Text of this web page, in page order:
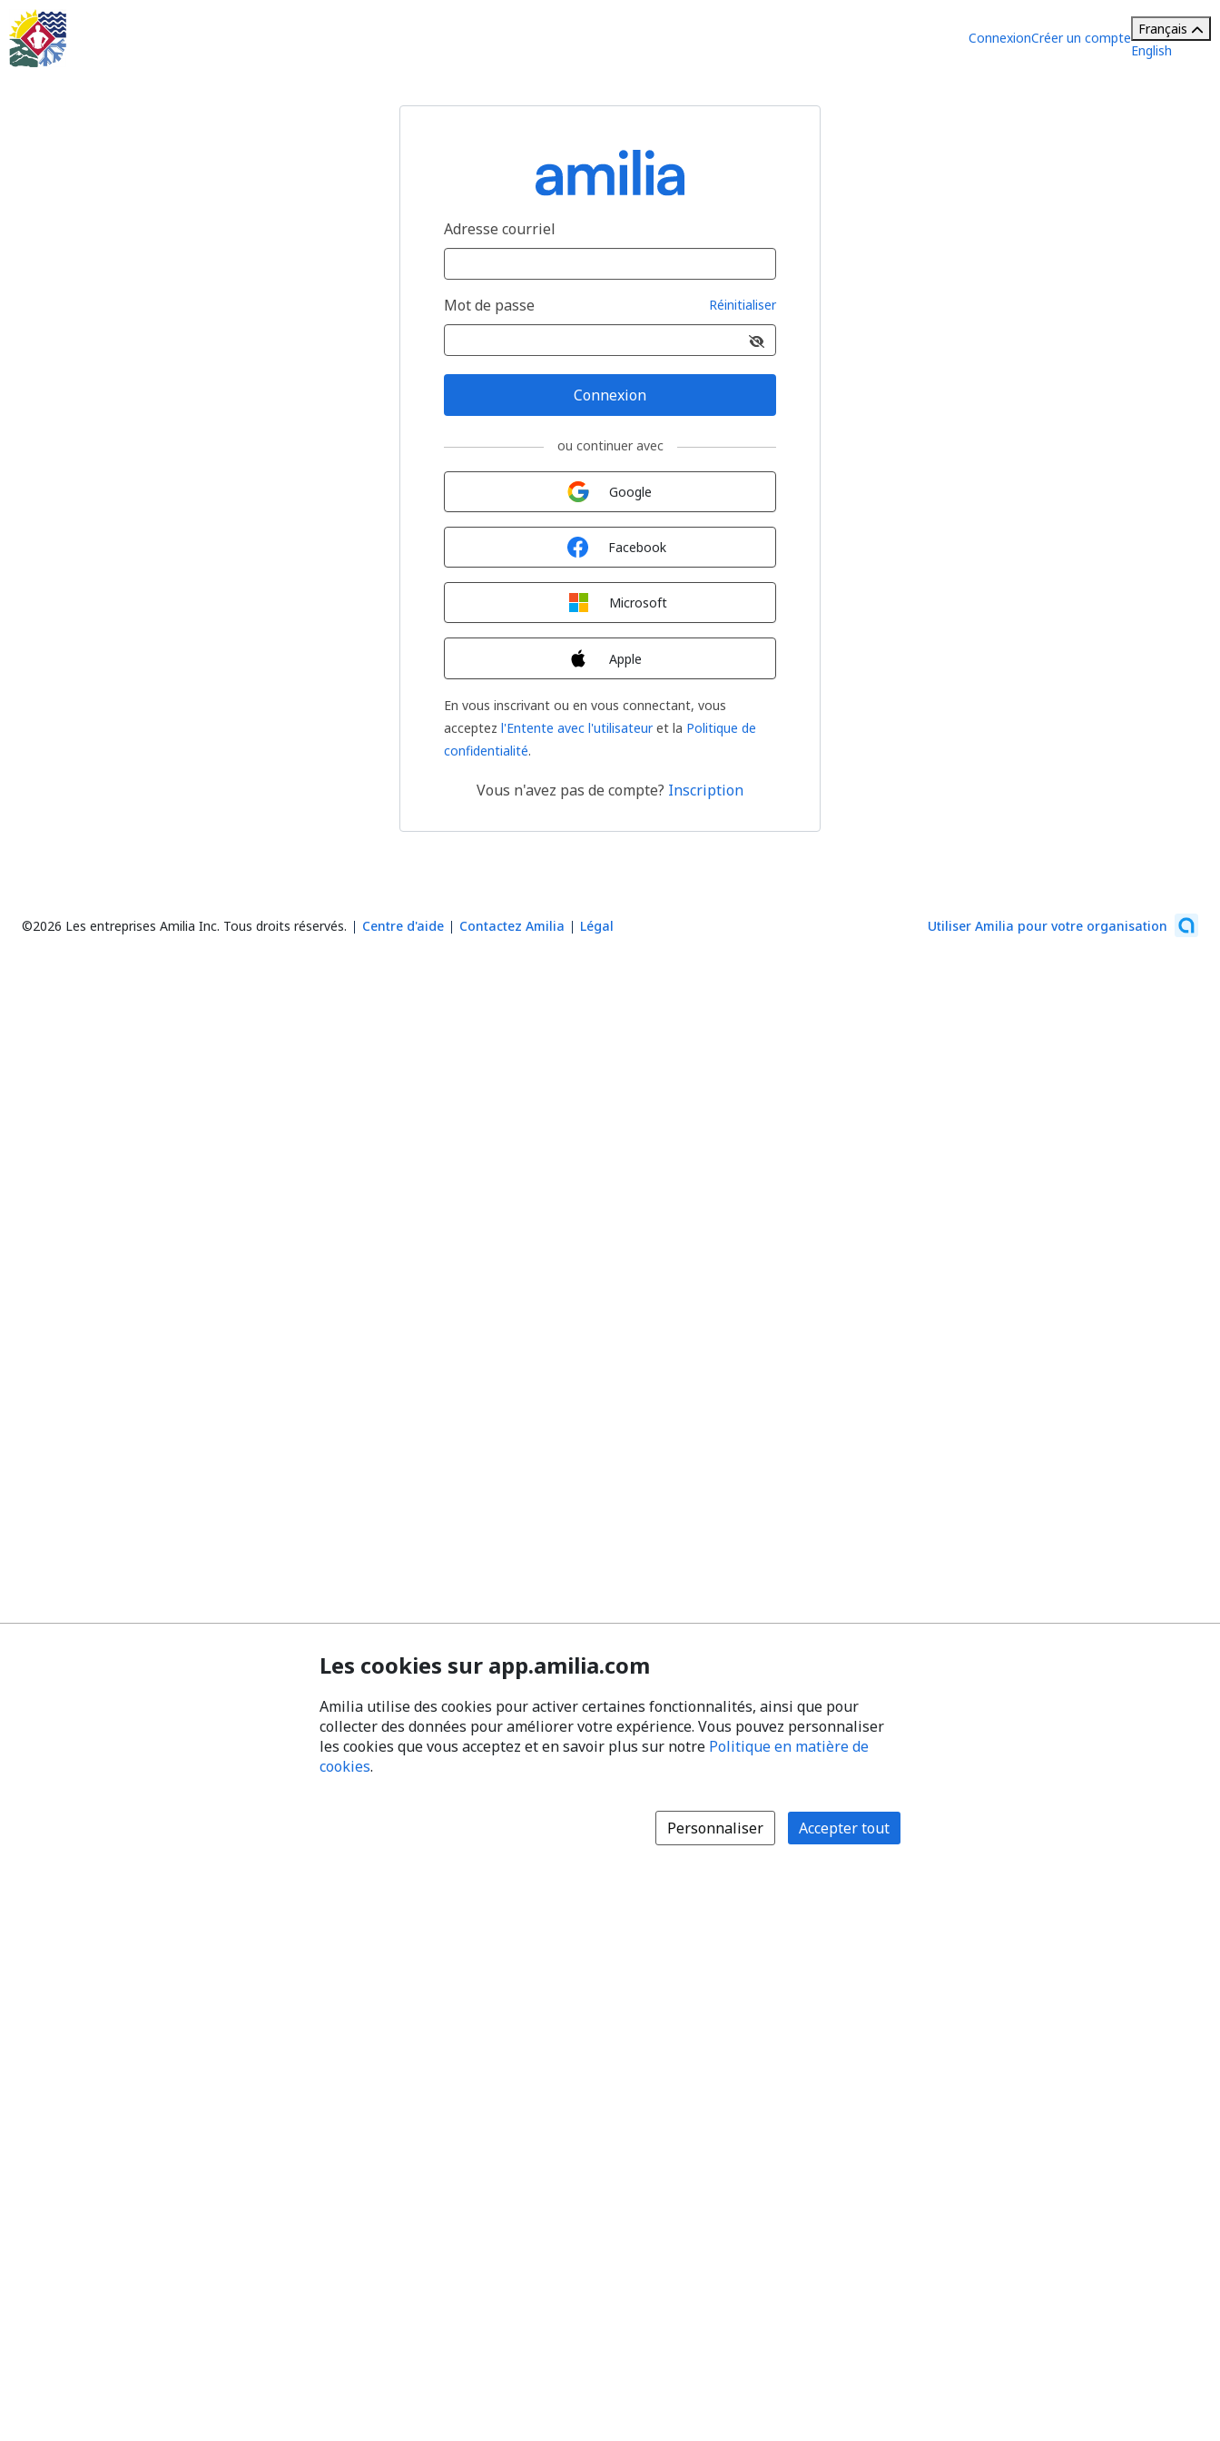
ConnexionCréer un compte
Français
English
Adresse courriel
Mot de passe Réinitialiser
Connexion
ou continuer avec
Google
Facebook
Microsoft
Apple
En vous inscrivant ou en vous connectant, vous
acceptez l'Entente avec l'utilisateuret la Politique de
confidentialité.
Vous n'avez pas de compte? Inscription
©2026 Les entreprises Amilia Inc. Tous droits réservés. Centre d'aide Contactez Amilia Légal Utiliser Amilia pour votre organisation
Les cookies sur app.amilia.com
Amilia utilise des cookies pour activer certaines fonctionnalités, ainsi que pour
collecter des données pour améliorer votre expérience. Vous pouvez personnaliser
les cookies que vous acceptez et en savoir plus sur notre Politique en matière de
cookies.
Personnaliser Accepter tout